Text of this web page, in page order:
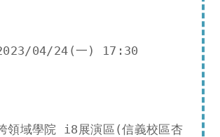
2023/04/24(一) 17:30
領域學院 i8展演區(信義校區杏